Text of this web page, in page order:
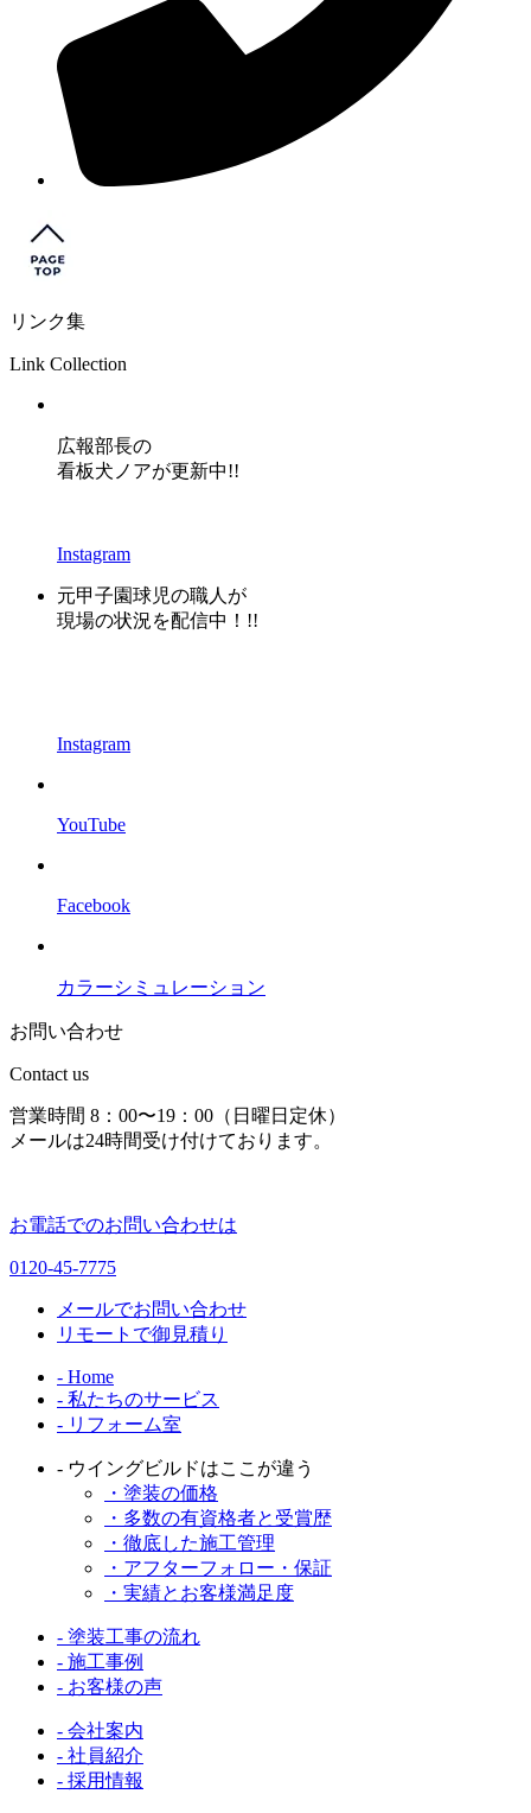
リンク集
Link Collection
広報部長の
看板犬ノアが更新中!!
Instagram
元甲子園球児の職人が
現場の状況を配信中！!!
Instagram
YouTube
Facebook
カラーシミュレーション
お問い合わせ
Contact us
営業時間 8：00〜19：00（日曜日定休）
メールは24時間受け付けております。
お電話でのお問い合わせは
0120-45-7775
メールでお問い合わせ
リモートで御見積り
- Home
- 私たちのサービス
- リフォーム室
- ウイングビルドはここが違う
・塗装の価格
・多数の有資格者と受賞歴
・徹底した施工管理
・アフターフォロー・保証
・実績とお客様満足度
- 塗装工事の流れ
- 施工事例
- お客様の声
- 会社案内
- 社員紹介
- 採用情報